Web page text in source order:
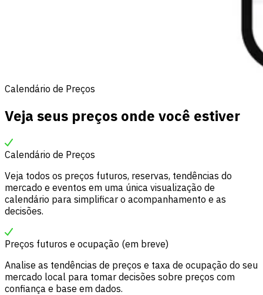
Calendário de Preços
Veja seus preços onde você estiver
Calendário de Preços
Veja todos os preços futuros, reservas, tendências do
mercado e eventos em uma única visualização de
calendário para simplificar o acompanhamento e as
decisões.
Preços futuros e ocupação (em breve)
Analise as tendências de preços e taxa de ocupação do seu
mercado local para tomar decisões sobre preços com
confiança e base em dados.